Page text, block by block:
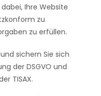
Ihre Website
zu
zu erfüllen.
sichern Sie sich
der DSGVO und
TISAX.